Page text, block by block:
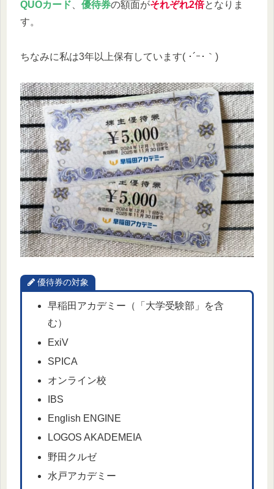
QUOカード
優待券の額面がそれぞれ2倍となりま
す。
ちなみに私は3年以上保有しています( ･´ｰ･｀)
優待券の対象
早稲田アカデミー（「大学受験部」を含
む）
ExiV
SPICA
オンライン校
IBS
English ENGINE
LOGOS AKADEMEIA
野田クルゼ
水戸アカデミー